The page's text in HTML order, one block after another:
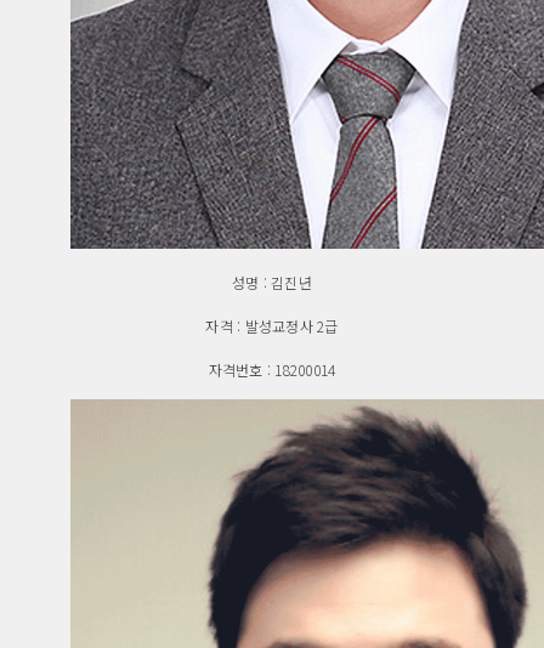
성명 : 김진년
자격 : 발성교정사 2급
자격번호 : 18200014